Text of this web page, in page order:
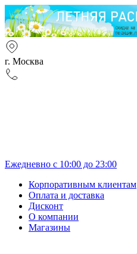
г. Москва
Ежедневно с 10:00 до 23:00
Корпоративным клиентам
Оплата и доставка
Дисконт
О компании
Магазины